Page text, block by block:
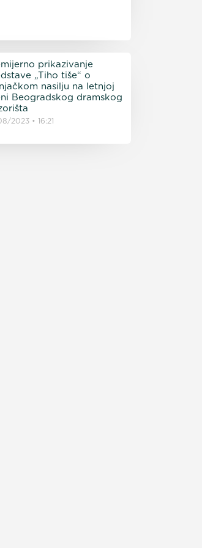
prikazivanje
„Tiho tiše“ o
nasilju na letnjoj
Beogradskog dramskog
2023 16:21